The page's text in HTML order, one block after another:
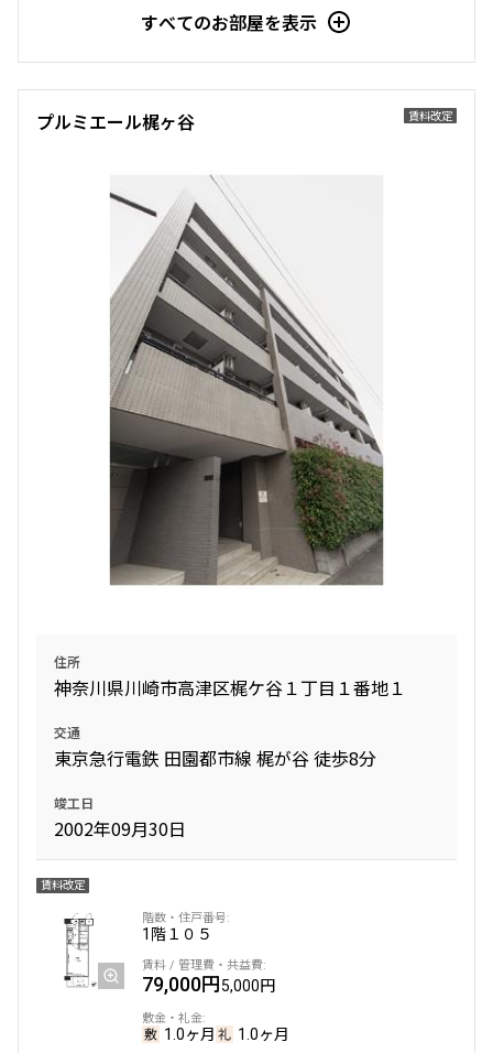
すべてのお部屋を表示
賃料改定
プルミエール梶ヶ谷
住所
神奈川県川崎市高津区梶ケ谷１丁目１番地１
交通
東京急行電鉄 田園都市線 梶が谷 徒歩8分
竣工日
2002年09月30日
賃料改定
1階１０５
79,000円5,000円
1.0ヶ月 1.0ヶ月